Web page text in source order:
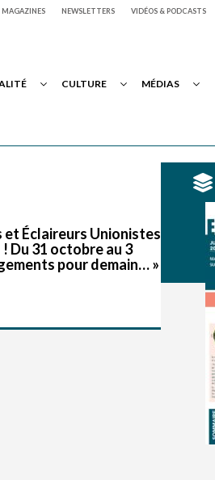
MAGAZINES NEWSLETTERS VIDÉOS & PODCASTS
CULTURE MÉDIAS
et Éclaireurs Unionistes
Du 31 octobre au 3
pour demain… »